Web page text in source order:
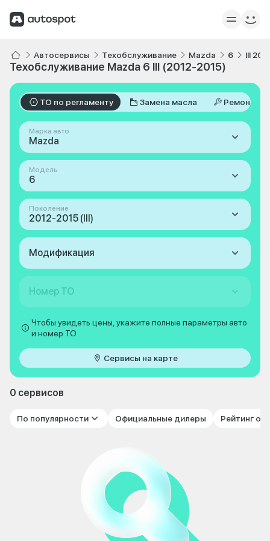
Автосервисы Техобслуживание Mazda 6 III
Техобслуживание Mazda 6 III (2012-2015)
ТО по регламенту Замена масла Ремонт
Марка авто
Mazda
Модель
6
Поколение
2012-2015 (III)
Модификация
Номер ТО
Чтобы увидеть цены, укажите полные параметры авто
и номер ТО
Сервисы на карте
0 сервисов
По популярности Официальные дилеры Рейтинг